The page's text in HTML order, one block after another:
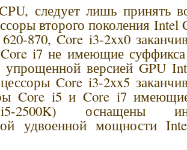
следует лишь принять
второго поколения Intel
870, Core i3-2xx0
i7 не имеющие
версией GPU
Core i3-2xx5
Core i5 и Core i7
оснащены
удвоенной мощности